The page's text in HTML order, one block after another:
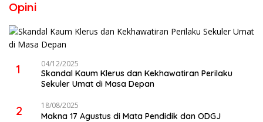
Opini
1 04/12/2025
Skandal Kaum Klerus dan Kekhawatiran Perilaku
Sekuler Umat di Masa Depan
2 18/08/2025
Makna 17 Agustus di Mata Pendidik dan ODGJ